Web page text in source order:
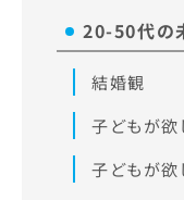
20-50代の
結婚観
子どもが欲
子どもが欲